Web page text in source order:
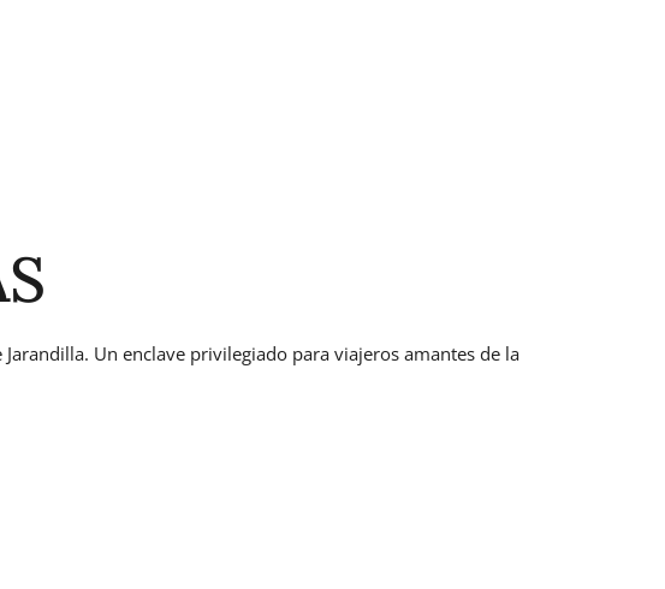
Un enclave privilegiado para viajeros amantes de la